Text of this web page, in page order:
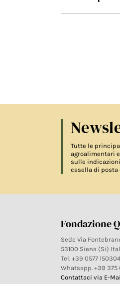
Tutte le
agroalimentari
sulle
casella di posta
Fondazione
Sede Via
53100 Siena (Si)
Tel. +39 0577
Whatsapp. +39 375
Contattaci via E-